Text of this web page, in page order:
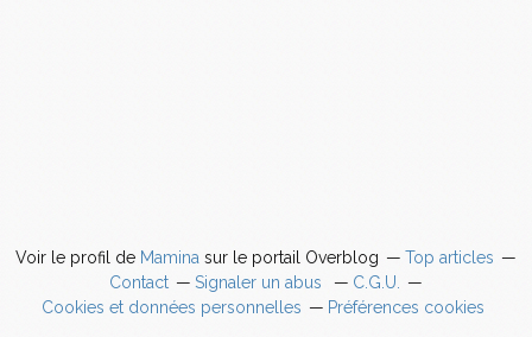
Voir le profil de Mamina sur le portail Overblog
Top articles
Contact
Signaler un abus
C.G.U.
Cookies et données personnelles
Préférences cookies